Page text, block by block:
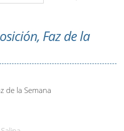
Faz de la
de la Semana